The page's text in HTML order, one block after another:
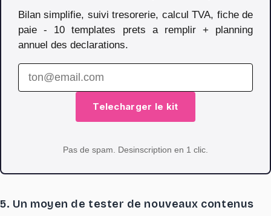
Bilan simplifie, suivi tresorerie, calcul TVA, fiche de
paie - 10 templates prets a remplir + planning
annuel des declarations.
Telecharger le kit
Pas de spam. Desinscription en 1 clic.
5. Un moyen de tester de nouveaux contenus